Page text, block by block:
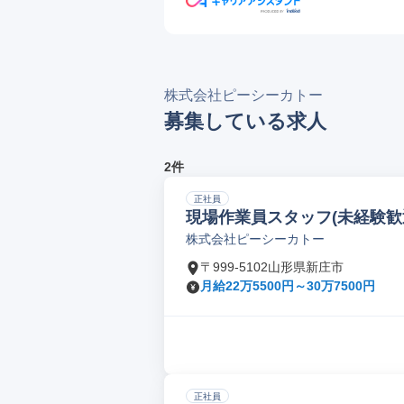
株式会社ピーシーカトー
募集している求人
2件
正社員
現場作業員スタッフ(未経験
株式会社ピーシーカトー
〒999-5102山形県新庄市
月給22万5500円～30万7500円
正社員